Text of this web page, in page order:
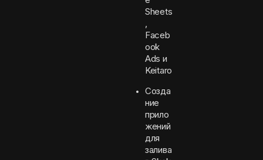
Sheets
,
Faceb
ook
Ads и
Keitaro
Созда
ние
прило
жений
для
залива